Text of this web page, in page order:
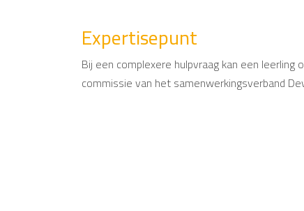
Expertisepunt
Bij een complexere hulpvraag kan een
commissie van het samenwerkingsverband